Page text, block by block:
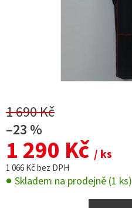
1 690 Kč
–23 %
1 290 Kč / ks
1 066 Kč bez DPH
Skladem na prodejně (1 ks)